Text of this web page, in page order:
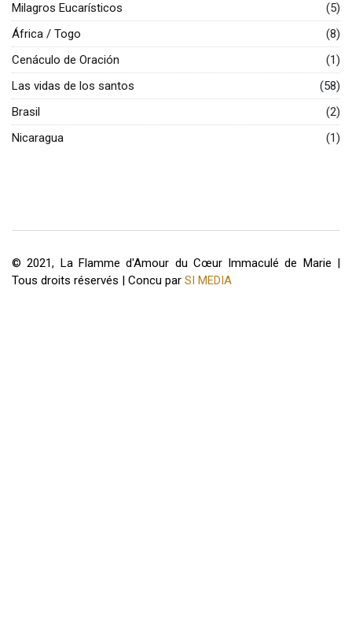
Milagros Eucarísticos
(5)
África / Togo
(8)
Cenáculo de Oración
(1)
Las vidas de los santos
(58)
Brasil
(2)
Nicaragua
(1)
© 2021, La Flamme d'Amour du Cœur Immaculé de Marie |
Tous droits réservés | Concu par SI MEDIA